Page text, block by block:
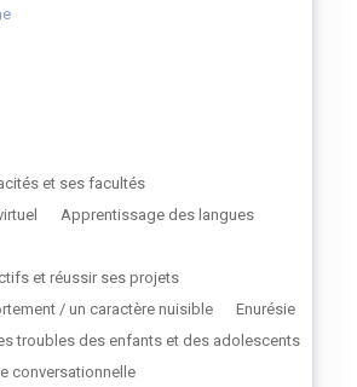
et ses facultés
Apprentissage des langues
et réussir ses projets
/ un caractère nuisible
Enurésie
troubles des enfants et des adolescents
conversationnelle